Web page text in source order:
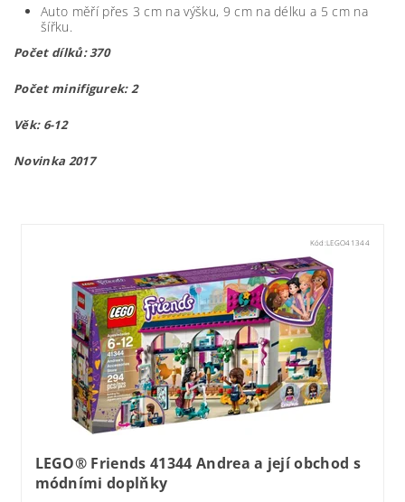
Auto měří přes 3 cm na výšku, 9 cm na délku a 5 cm na
šířku.
Počet dílků: 370
Počet minifigurek: 2
Věk: 6-12
Novinka 2017
Kód:LEGO41344
LEGO® Friends 41344 Andrea a její obchod s
módními doplňky